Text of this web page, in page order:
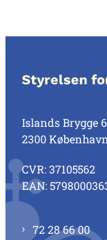
Styrelsen
Islands Brygge
2300
CVR: 37105562
EAN:
72 28 66 00